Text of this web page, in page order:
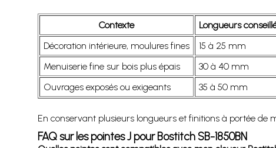
Contexte Longueurs
Décoration intérieure, moulures fines
15 à 25 mm
Menuiserie fine sur bois plus épais
30 à 40 mm
Ouvrages exposés ou exigeants
35 à 50 mm
En conservant plusieurs longueurs et finitions à portée
FAQ sur les pointes J pour Bostitch SB-1850BN